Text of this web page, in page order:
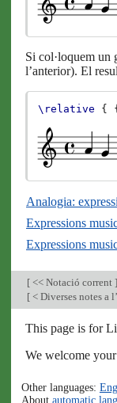
Si col·loquem un
l’anterior). El
\relative {
Analogia:
Expressions
Expressions
[ << Notació corrent ]
[ < Diverses notes a
This page is for
We welcome
Other languages:
About automatic